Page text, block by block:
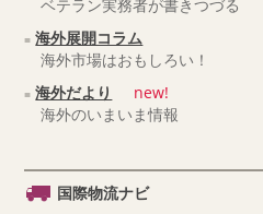
ベテラン実務者が書きつづる
海外展開コラム
海外市場はおもしろい！
海外だより
new!
海外のいまいま情報
国際物流ナビ